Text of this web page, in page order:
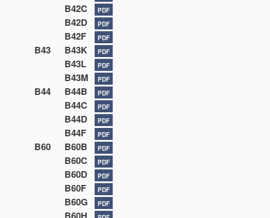
B42C PDF
B42D PDF
B42F PDF
B43 B43K PDF
B43L PDF
B43M PDF
B44 B44B PDF
B44C PDF
B44D PDF
B44F PDF
B60 B60B PDF
B60C PDF
B60D PDF
B60F PDF
B60G PDF